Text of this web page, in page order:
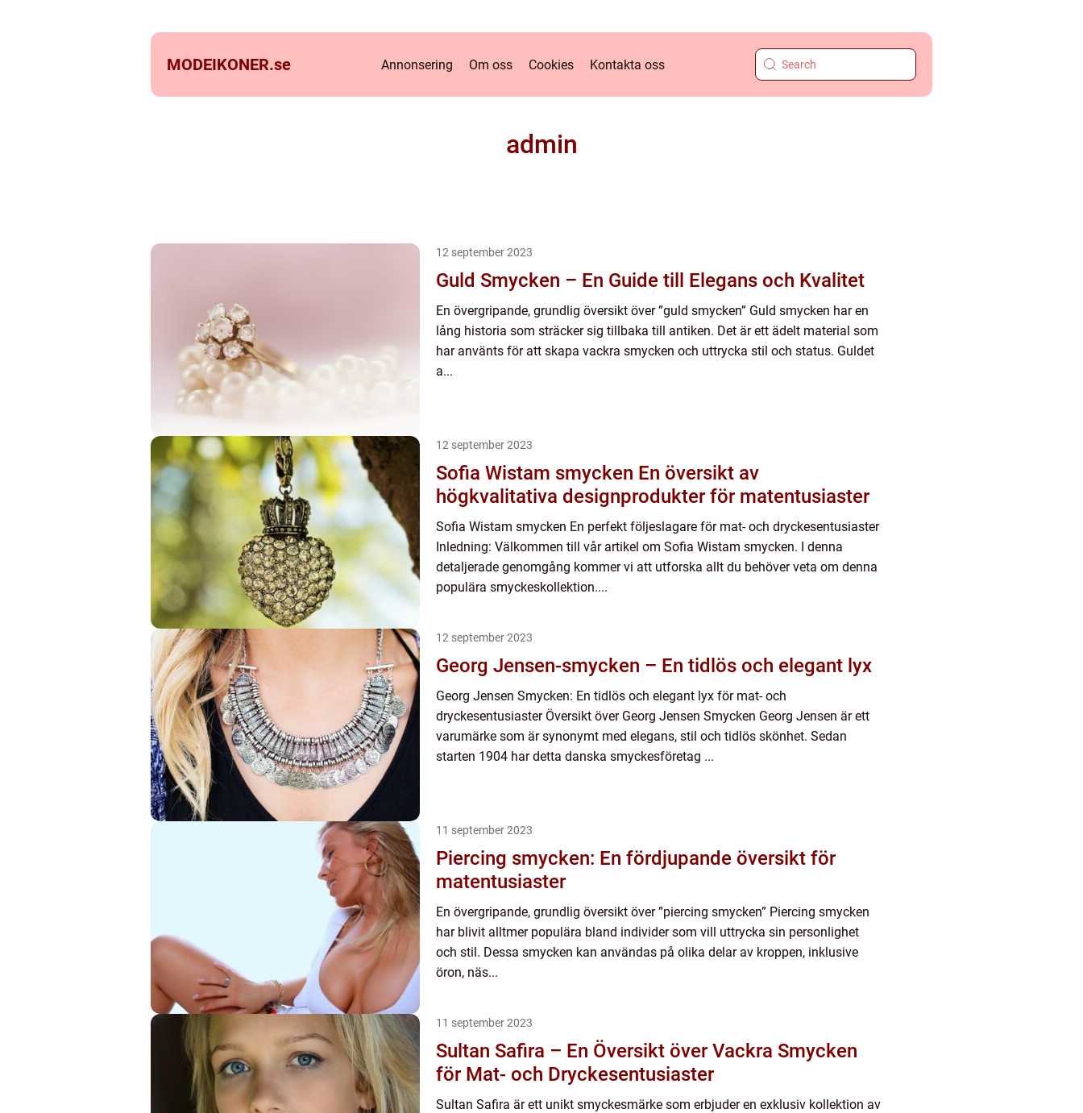
MODEIKONER.se Annonsering Om oss Cookies Kontakta oss
admin
12 september 2023
Guld Smycken – En Guide till Elegans och Kvalitet
En övergripande, grundlig översikt över ”guld smycken” Guld smycken har en
lång historia som sträcker sig tillbaka till antiken. Det är ett ädelt material som
har använts för att skapa vackra smycken och uttrycka stil och status. Guldet
a...
12 september 2023
Sofia Wistam smycken En översikt av
högkvalitativa designprodukter för matentusiaster
Sofia Wistam smycken En perfekt följeslagare för mat- och dryckesentusiaster
Inledning: Välkommen till vår artikel om Sofia Wistam smycken. I denna
detaljerade genomgång kommer vi att utforska allt du behöver veta om denna
populära smyckeskollektion....
12 september 2023
Georg Jensen-smycken – En tidlös och elegant lyx
Georg Jensen Smycken: En tidlös och elegant lyx för mat- och
dryckesentusiaster Översikt över Georg Jensen Smycken Georg Jensen är ett
varumärke som är synonymt med elegans, stil och tidlös skönhet. Sedan
starten 1904 har detta danska smyckesföretag ...
11 september 2023
Piercing smycken: En fördjupande översikt för
matentusiaster
En övergripande, grundlig översikt över ”piercing smycken” Piercing smycken
har blivit alltmer populära bland individer som vill uttrycka sin personlighet
och stil. Dessa smycken kan användas på olika delar av kroppen, inklusive
öron, näs...
11 september 2023
Sultan Safira – En Översikt över Vackra Smycken
för Mat- och Dryckesentusiaster
Sultan Safira är ett unikt smyckesmärke som erbjuder en exklusiv kollektion av